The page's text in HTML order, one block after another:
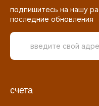
подпишитесь на нашу
последние обновления
счета